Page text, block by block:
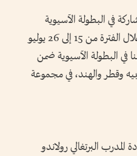
في البطولة الآسيوية
التاسعة عشرة لكرة اليد تحت 20 عاماً، المقررة في مدينة تشوزو الصينية خلال الفترة من 15 إلى 26 يوليو
ويشارك منتخبنا في البطولة الآسيوية ضمن
وقطر والهند، في مجموعة
بقيادة المدرب البرتغالي رولاندو